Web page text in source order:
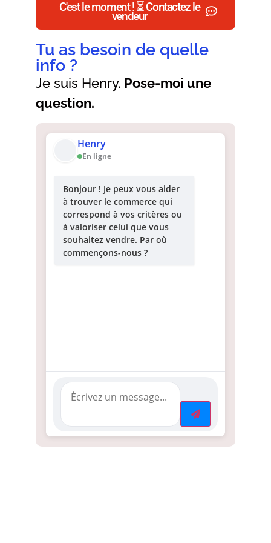
C'est le moment ! ⏳ Contactez le
vendeur
Henry
En ligne
Bonjour ! Je peux vous aider
à trouver le commerce qui
correspond à vos critères ou
à valoriser celui que vous
souhaitez vendre. Par où
commençons-nous ?
Je suis Henry. Pose-moi une
question.
Tu as besoin de quelle
info ?